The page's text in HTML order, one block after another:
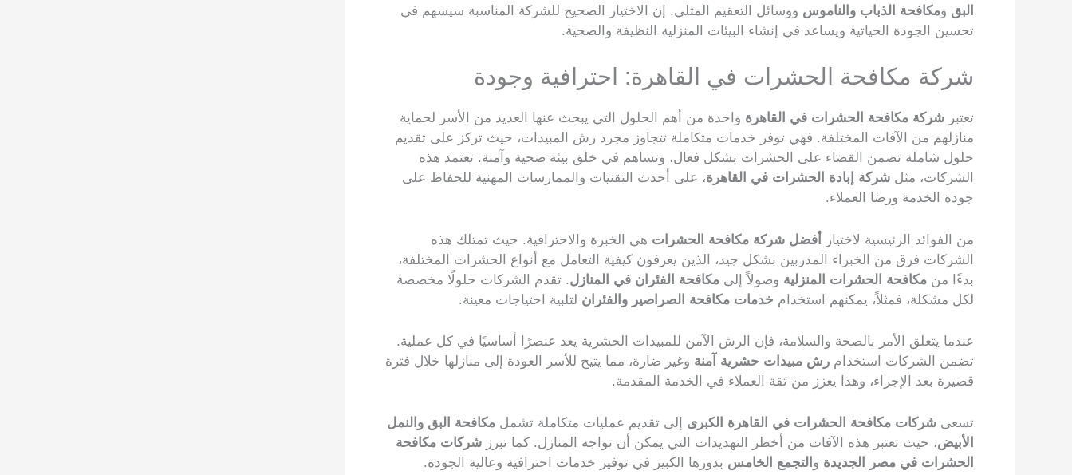
البق ومكافحة الذباب والناموس ووسائل التعقيم المثلي. إن الاختيار الصحيح للشركة المناسبة سيسهم في
تحسين الجودة الحياتية ويساعد في إنشاء البيئات المنزلية النظيفة والصحية.
شركة مكافحة الحشرات في القاهرة: احترافية وجودة
تعتبر شركة مكافحة الحشرات في القاهرة واحدة من أهم الحلول التي يبحث عنها العديد من الأسر لحماية
منازلهم من الآفات المختلفة. فهي توفر خدمات متكاملة تتجاوز مجرد رش المبيدات، حيث تركز على تقديم
حلول شاملة تضمن القضاء على الحشرات بشكل فعال، وتساهم في خلق بيئة صحية وآمنة. تعتمد هذه
الشركات، مثل شركة إبادة الحشرات في القاهرة، على أحدث التقنيات والممارسات المهنية للحفاظ على
جودة الخدمة ورضا العملاء.
من الفوائد الرئيسية لاختيار أفضل شركة مكافحة الحشرات هي الخبرة والاحترافية. حيث تمتلك هذه
الشركات فرق من الخبراء المدربين بشكل جيد، الذين يعرفون كيفية التعامل مع أنواع الحشرات المختلفة،
بدءًا من مكافحة الحشرات المنزلية وصولاً إلى مكافحة الفئران في المنازل. تقدم الشركات حلولًا مخصصة
لكل مشكلة، فمثلاً، يمكنهم استخدام خدمات مكافحة الصراصير والفئران لتلبية احتياجات معينة.
عندما يتعلق الأمر بالصحة والسلامة، فإن الرش الآمن للمبيدات الحشرية يعد عنصرًا أساسيًا في كل عملية.
تضمن الشركات استخدام رش مبيدات حشرية آمنة وغير ضارة، مما يتيح للأسر العودة إلى منازلها خلال فترة
قصيرة بعد الإجراء، وهذا يعزز من ثقة العملاء في الخدمة المقدمة.
تسعى شركات مكافحة الحشرات في القاهرة الكبرى إلى تقديم عمليات متكاملة تشمل مكافحة البق والنمل
الأبيض، حيث تعتبر هذه الآفات من أخطر التهديدات التي يمكن أن تواجه المنازل. كما تبرز شركات مكافحة
الحشرات في مصر الجديدة و التجمع الخامس بدورها الكبير في توفير خدمات احترافية وعالية الجودة.